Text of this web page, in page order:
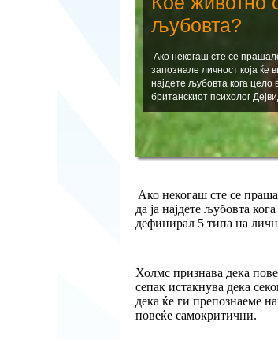
љубовта?
Ако некогаш сте се
запознале личност која ќе
најдете љубовта кога цело
британскиот психолог
Ако некогаш сте се
да ја најдете љубовта
дефинирал 5 типа на
Холмс признава дека
сепак истакнува дека
дека ќе ги препознаеме
повеќе самокритични.